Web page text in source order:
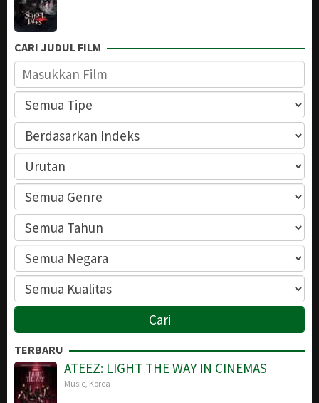
CARI JUDUL FILM
TERBARU
ATEEZ: LIGHT THE WAY IN CINEMAS
Music Korea